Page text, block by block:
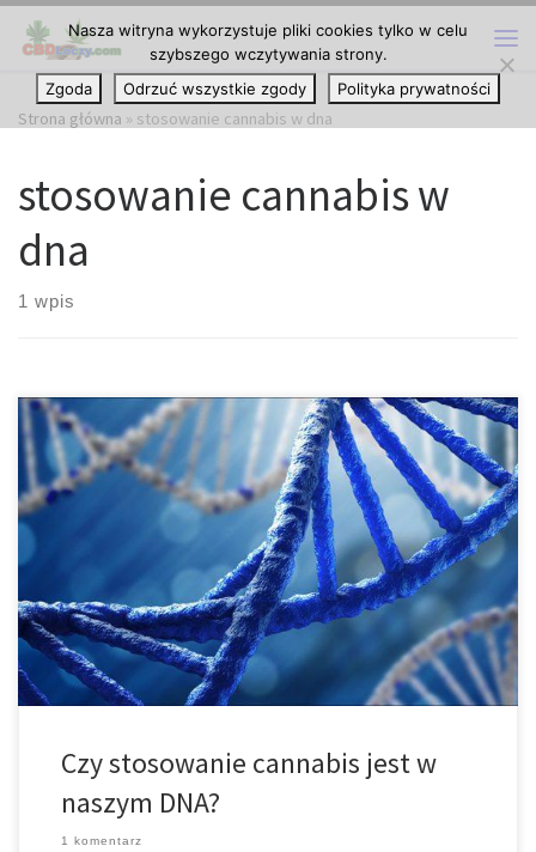
Przejdź do treści
Strona główna » stosowanie cannabis w dna
stosowanie cannabis w
dna
1 wpis
Cannabis należy do najstarszych uprawianych roślin leczniczych.
Historia rolnictwa pochodzi sprzed ponad 12.000 lat, co oznacza,
że ludzie współistnieją z tą rośliną od długiego czasu. Zakaz
marihuany istnieje stosunkowo od niedawna Lekarze stosowali
zioła w praktyce klinicznej w Stanach Zjednoczonych do końca lat
trzydziestych. Ale czy to oznacza, że ludzie […]
Czy stosowanie cannabis jest w
naszym DNA?
1 komentarz
Nasza witryna wykorzystuje pliki cookies tylko w celu
szybszego wczytywania strony.
Zgoda
Odrzuć wszystkie zgody Polityka prywatności